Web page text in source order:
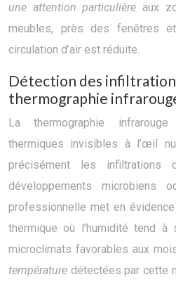
une attention particulièreaux
meubles, près des fenêtres
circulation d’air est réduite.
Détection des
thermographie
La thermographie
thermiques invisibles à l’œil
précisément les infiltrations
développements microbiens
professionnelle met en
thermique où l’humidité tend à
microclimats favorables aux
température détectées par cette